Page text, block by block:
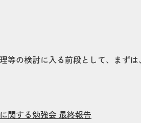
等の検討に入る前段として、まず
関する勉強会 最終報告